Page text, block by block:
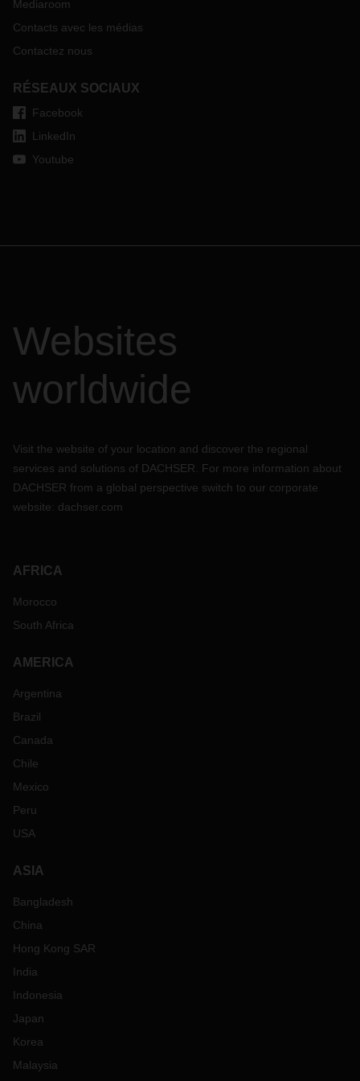
Mediaroom
Contacts avec les médias
Contactez nous
RÉSEAUX SOCIAUX
Facebook
LinkedIn
Youtube
Websites
worldwide
Visit the website of your location and discover the regional
services and solutions of DACHSER. For more information about
DACHSER from a global perspective switch to our corporate
website: dachser.com
AFRICA
Morocco
South Africa
AMERICA
Argentina
Brazil
Canada
Chile
Mexico
Peru
USA
ASIA
Bangladesh
China
Hong Kong SAR
India
Indonesia
Japan
Korea
Malaysia